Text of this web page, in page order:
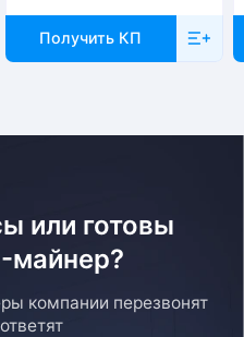
Получить КП
или готовы
майнер?
компании перезвонят